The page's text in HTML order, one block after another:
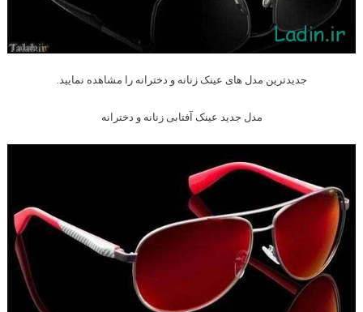
جدیدترین مدل های عینک زنانه و دخترانه را مشاهده نمایید.
مدل جدید عینک آفتابی زنانه و دخترانه